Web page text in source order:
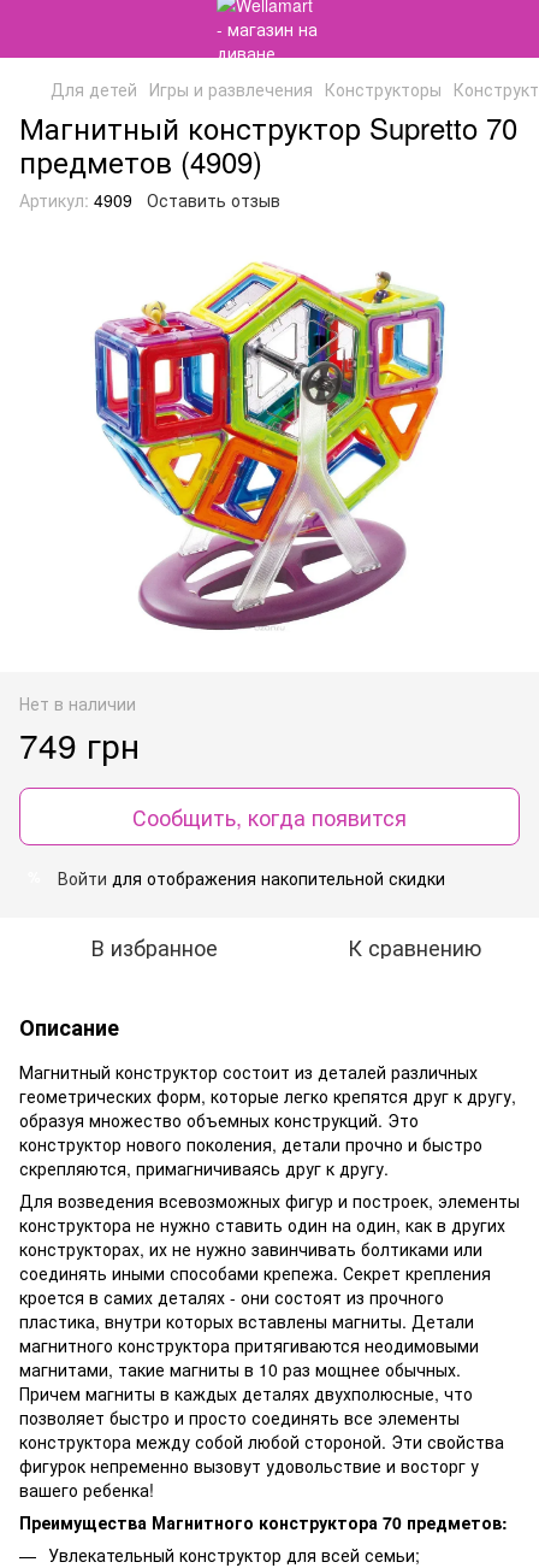
Для детей Игры и развлечения Конструкторы
Магнитный конструктор Supretto 70
предметов (4909)
Артикул: 4909 Оставить отзыв
Нет в наличии
749 грн
Сообщить, когда появится
Войти для отображения накопительной скидки
В избранное К сравнению
Описание
Магнитный конструктор состоит из деталей различных
геометрических форм, которые легко крепятся друг к другу,
образуя множество объемных конструкций. Это
конструктор нового поколения, детали прочно и быстро
скрепляются, примагничиваясь друг к другу.
Для возведения всевозможных фигур и построек, элементы
конструктора не нужно ставить один на один, как в других
конструкторах, их не нужно завинчивать болтиками или
соединять иными способами крепежа. Секрет крепления
кроется в самих деталях - они состоят из прочного
пластика, внутри которых вставлены магниты. Детали
магнитного конструктора притягиваются неодимовыми
магнитами, такие магниты в 10 раз мощнее обычных.
Причем магниты в каждых деталях двухполюсные, что
позволяет быстро и просто соединять все элементы
конструктора между собой любой стороной. Эти свойства
фигурок непременно вызовут удовольствие и восторг у
вашего ребенка!
Преимущества Магнитного конструктора 70 предметов:
Увлекательный конструктор для всей семьи;